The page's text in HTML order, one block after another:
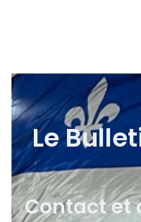
Le
Contact et